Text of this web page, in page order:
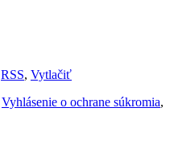
RSS, Vytlačiť
Vyhlásenie o ochrane súkromia,